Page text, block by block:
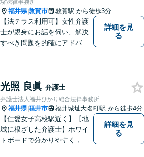
堺法律事務所
福井県|敦賀市 敦賀駅 から徒歩3分
【法テラス利用可】女性弁護
士が親身にお話を伺い、解決
すべき問題を的確にアドバイ
実績があります。まずはお気
軽にお問い合わせください。
詳細を見
る
光照 良眞 弁護士
弁護士法人福井ひかり総合法律事務所
福井県|福井市 福井城址大名町駅 から徒歩4分
【仁愛女子高校駅近く】【地
域に根ざした弁護士】ホワイ
トボードで分かりやすく，納
詳細を見
る